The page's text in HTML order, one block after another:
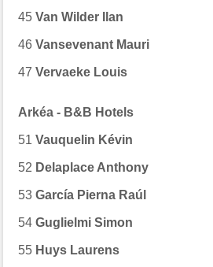
45Van Wilder Ilan
46Vansevenant Mauri
47Vervaeke Louis
Arkéa - B&B Hotels
51Vauquelin Kévin
52 Delaplace Anthony
53García Pierna Raúl
54Guglielmi Simon
55 Huys Laurens